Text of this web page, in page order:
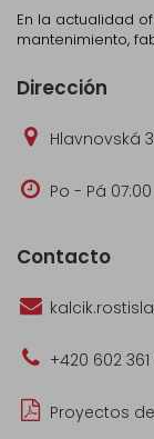
En la actualidad
mantenimiento,
Dirección
Hlavnovská
Po - Pá
Contacto
+420 602
Proyectos de